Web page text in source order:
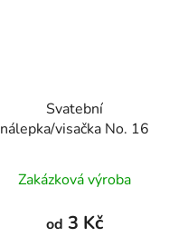
Svatební
nálepka/visačka No. 16
Zakázková výroba
od 3 Kč